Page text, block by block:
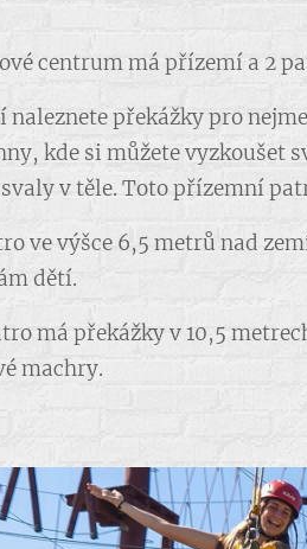
centrum má přízemí a 2
naleznete překážky pro
kde si můžete vyzkoušet
v těle. Toto přízemní
ve výšce 6,5 metrů nad
dětí.
má překážky v 10,5
machry.